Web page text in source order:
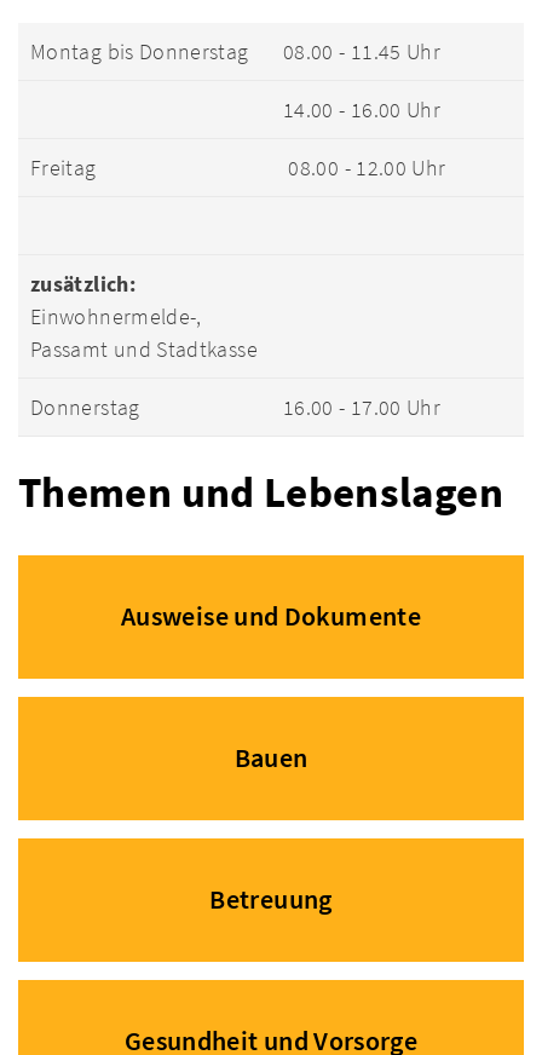
Montag bis Donnerstag 08.00 - 11.45 Uhr
14.00 - 16.00 Uhr
Freitag 08.00 - 12.00 Uhr
zusätzlich:
Einwohnermelde-,
Passamt und Stadtkasse
Donnerstag 16.00 - 17.00 Uhr
Themen und Lebenslagen
Ausweise und Dokumente
Bauen
Betreuung
Gesundheit und Vorsorge